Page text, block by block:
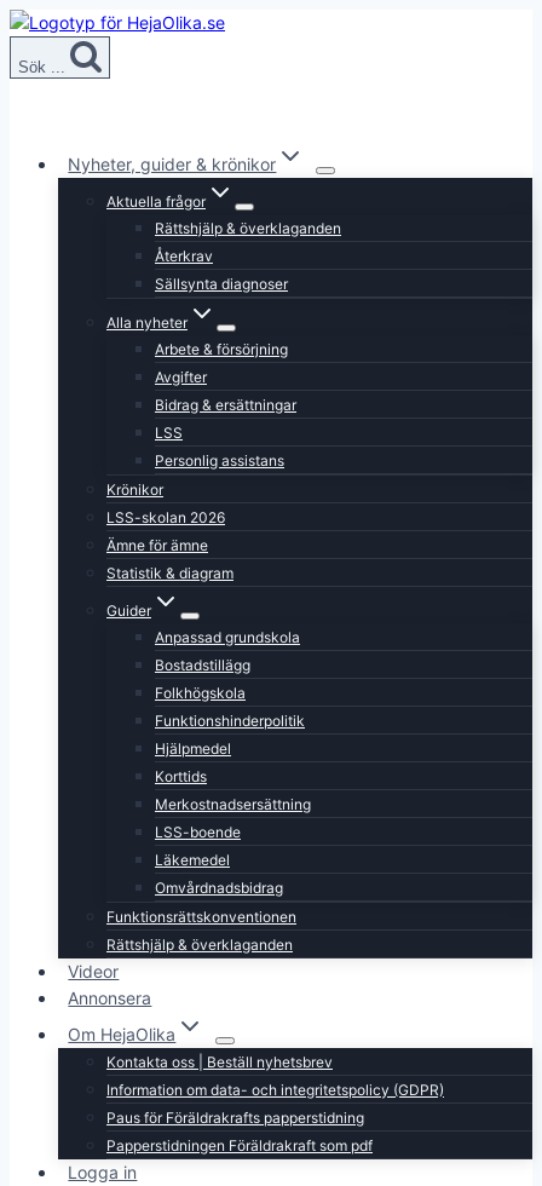
Skip
content
Sök ...
Nyheter, guider & krönikor
Aktuella frågor
Rättshjälp & överklaganden
Återkrav
Sällsynta diagnoser
Alla nyheter
Arbete & försörjning
Avgifter
Bidrag & ersättningar
LSS
Personlig assistans
Krönikor
LSS-skolan 2026
Ämne för ämne
Statistik & diagram
Guider
Anpassad grundskola
Bostadstillägg
Folkhögskola
Funktionshinderpolitik
Hjälpmedel
Korttids
Merkostnadsersättning
LSS-boende
Läkemedel
Omvårdnadsbidrag
Funktionsrättskonventionen
Rättshjälp & överklaganden
Videor
Annonsera
Om HejaOlika
Kontakta oss | Beställ nyhetsbrev
Information om data- och integritetspolicy (GDPR)
Paus för Föräldrakrafts papperstidning
Papperstidningen Föräldrakraft som pdf
Logga in